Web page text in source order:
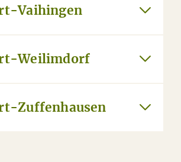
Vaihingen
Weilimdorf
Zuffenhausen